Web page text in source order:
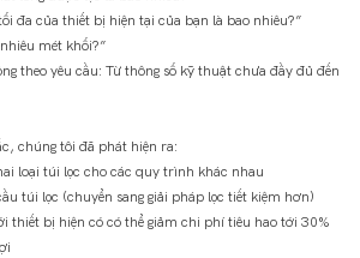
đa của thiết bị hiện tại của bạn là bao nhiêu?”
mét khối?”
chúng tôi đã phát hiện ra:
loại túi lọc cho các quy trình khác nhau
túi lọc (chuyển sang giải pháp lọc tiết kiệm hơn)
thiết bị hiện có có thể giảm chi phí tiêu hao tới 30%